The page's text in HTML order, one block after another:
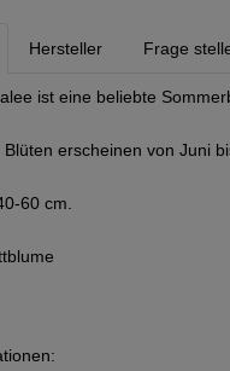
Hersteller Frage
ist eine beliebte
erscheinen von Juni
60 cm.